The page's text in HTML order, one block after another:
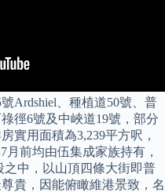
Ardshiel、種植道50號、普
徑6號及中峽道19號，部分
實用面積為3,239平方呎，
月前均由伍集成家族持有，
中，以山頂四條大街即普
貴，因能俯瞰維港景致，名